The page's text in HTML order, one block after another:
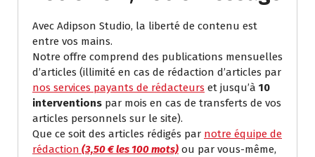
Avec Adipson Studio, la liberté de contenu est
entre vos mains.
Notre offre comprend des publications mensuelles
d’articles (illimité en cas de rédaction d’articles par
nos services payants de rédacteurs et jusqu’à 10
interventions par mois en cas de transferts de vos
articles personnels sur le site).
Que ce soit des articles rédigés par notre équipe de
rédaction (3,50 € les 100 mots) ou par vous-même,